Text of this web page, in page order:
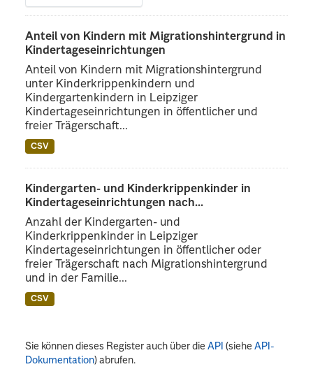
Anteil von Kindern mit Migrationshintergrund in
Kindertageseinrichtungen
Anteil von Kindern mit Migrationshintergrund
unter Kinderkrippenkindern und
Kindergartenkindern in Leipziger
Kindertageseinrichtungen in öffentlicher und
freier Trägerschaft...
CSV
Kindergarten- und Kinderkrippenkinder in
Kindertageseinrichtungen nach...
Anzahl der Kindergarten- und
Kinderkrippenkinder in Leipziger
Kindertageseinrichtungen in öffentlicher oder
freier Trägerschaft nach Migrationshintergrund
und in der Familie...
CSV
Sie können dieses Register auch über dieAPI (sieheAPI-
Dokumentation) abrufen.